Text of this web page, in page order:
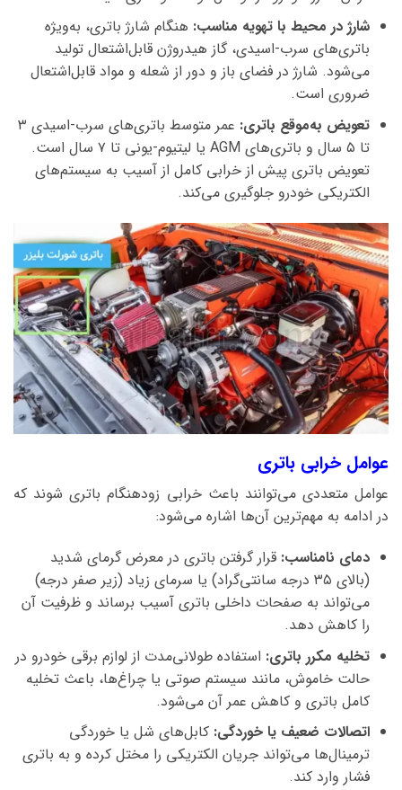
شارژ در محیط با تهویه مناسب: هنگام شارژ باتری، به‌ویژه
باتری‌های سرب-اسیدی، گاز هیدروژن قابل‌اشتعال تولید
می‌شود. شارژ در فضای باز و دور از شعله و مواد قابل‌اشتعال
ضروری است.
تعویض به‌موقع باتری:
عمر متوسط باتری‌های سرب-اسیدی ۳
تا ۵ سال و باتری‌های AGM یا لیتیوم-یونی تا ۷ سال است.
تعویض باتری پیش از خرابی کامل از آسیب به سیستم‌های
الکتریکی خودرو جلوگیری می‌کند.
عوامل خرابی باتری
عوامل متعددی می‌توانند باعث خرابی زودهنگام باتری شوند که
در ادامه به مهم‌ترین آن‌ها اشاره می‌شود:
دمای نامناسب: قرار گرفتن باتری در معرض گرمای شدید
(بالای ۳۵ درجه سانتی‌گراد) یا سرمای زیاد (زیر صفر درجه)
می‌تواند به صفحات داخلی باتری آسیب برساند و ظرفیت آن
را کاهش دهد.
تخلیه مکرر باتری: استفاده طولانی‌مدت از لوازم برقی خودرو در
حالت خاموش، مانند سیستم صوتی یا چراغ‌ها، باعث تخلیه
کامل باتری و کاهش عمر آن می‌شود.
اتصالات ضعیف یا خوردگی: کابل‌های شل یا خوردگی
ترمینال‌ها می‌تواند جریان الکتریکی را مختل کرده و به باتری
فشار وارد کند.